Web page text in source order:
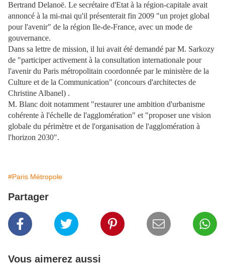
Bertrand Delanoë. Le secrétaire d'Etat à la région-capitale avait
annoncé à la mi-mai qu'il présenterait fin 2009 "un projet global
pour l'avenir" de la région Ile-de-France, avec un mode de
gouvernance.
Dans sa lettre de mission, il lui avait été demandé par M. Sarkozy
de "participer activement à la consultation internationale pour
l'avenir du Paris métropolitain coordonnée par le ministère de la
Culture et de la Communication" (concours d'architectes de
Christine Albanel) .
M. Blanc doit notamment "restaurer une ambition d'urbanisme
cohérente à l'échelle de l'agglomération" et "proposer une vision
globale du périmètre et de l'organisation de l'agglomération à
l'horizon 2030".
#Paris Métropole
Partager
Vous aimerez aussi